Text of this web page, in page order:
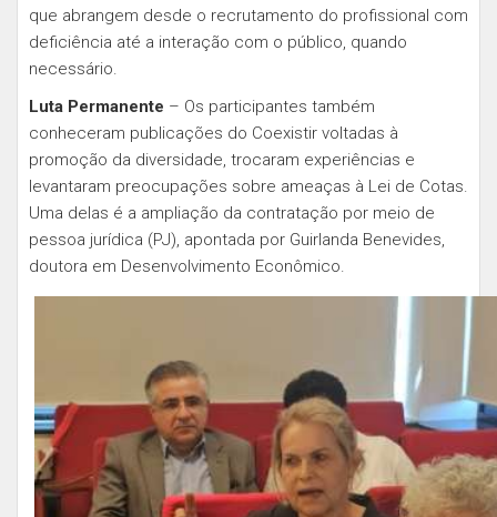
que abrangem desde o recrutamento do profissional com
deficiência até a interação com o público, quando
necessário.
Luta Permanente – Os participantes também
conheceram publicações do Coexistir voltadas à
promoção da diversidade, trocaram experiências e
levantaram preocupações sobre ameaças à Lei de Cotas.
Uma delas é a ampliação da contratação por meio de
pessoa jurídica (PJ), apontada por Guirlanda Benevides,
doutora em Desenvolvimento Econômico.